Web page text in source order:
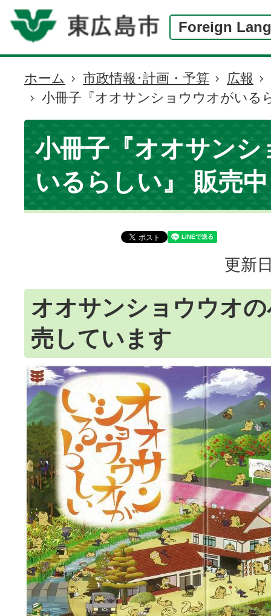
Foreign
現
在
の
置
ホーム 市政情報･計画・予算
広報
小冊子『オオサンショウウオがいる
小冊子『オオサンシ
いるらしい』 販売中
更新
オオサンショウウオ
売しています